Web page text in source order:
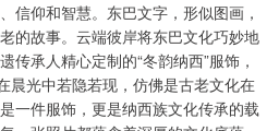
信仰和智慧。东巴文字，形似图画，
的故事。云端彼岸将东巴文化巧妙地
传承人精心定制的“冬韵纳西”服饰，
晨光中若隐若现，仿佛是古老文化在
一件服饰，更是纳西族文化传承的载